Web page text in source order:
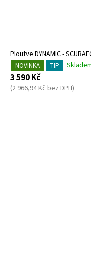
Ploutve DYNAMIC -
NOVINKA TIP
3 590 Kč
(2 966,94 Kč bez DPH)